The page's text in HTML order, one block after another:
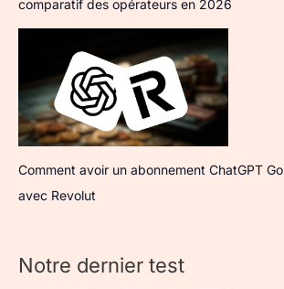
comparatif des opérateurs en 2026
Comment avoir un abonnement ChatGPT
avec Revolut
Notre dernier test